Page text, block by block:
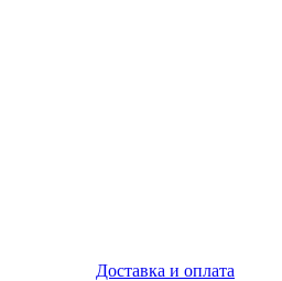
Доставка и оплата